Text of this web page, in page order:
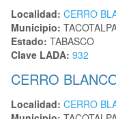
Localidad: CERRO
Municipio:
Estado: TABASCO
Clave LADA: 932
CERRO
Localidad: CERRO